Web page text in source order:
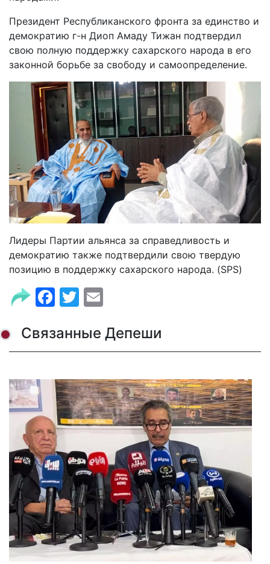
Президент Республиканского фронта за единство и
демократию г-н Диоп Амаду Тижан подтвердил
свою полную поддержку сахарского народа в его
законной борьбе за свободу и самоопределение.
Лидеры Партии альянса за справедливость и
демократию также подтвердили свою твердую
позицию в поддержку сахарского народа. (SPS)
Facebook
Twitter
Связанные Депеши